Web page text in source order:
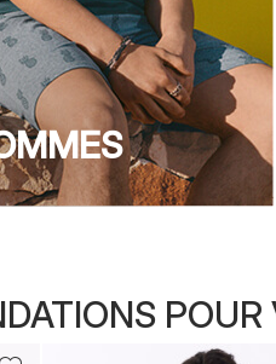
POUR